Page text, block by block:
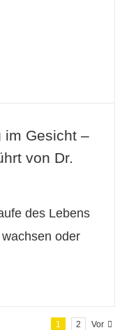
im Gesicht –
von Dr.
des Lebens
oder
1 2 Vor